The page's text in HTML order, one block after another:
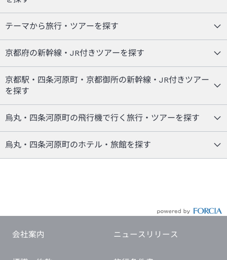
テーマから旅行・ツアーを探す
京都府の新幹線・JR付きツアーを探す
京都駅・四条河原町・京都御所の新幹線・JR付きツアー
を探す
烏丸・四条河原町の飛行機で行く旅行・ツアーを探す
烏丸・四条河原町のホテル・旅館を探す
会社案内 ニュースリリース